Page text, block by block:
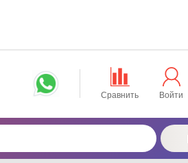
Сравнить Войти